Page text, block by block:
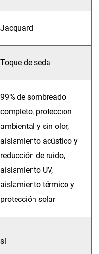
Jacquard
Toque de seda
99% de sombreado
completo, protección
ambiental y sin olor,
aislamiento acústico y
reducción de ruido,
aislamiento UV,
aislamiento térmico y
protección solar
sí